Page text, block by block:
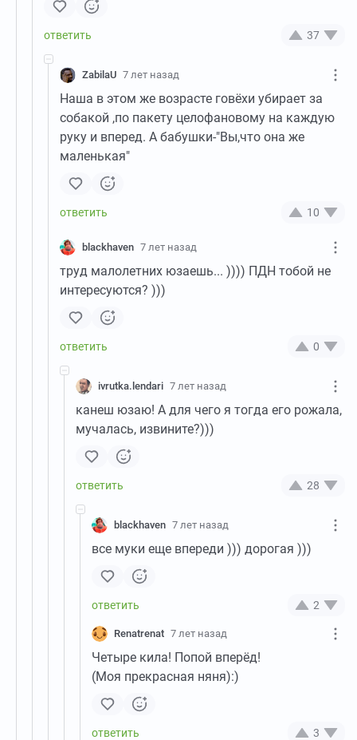
37
ZabilaU 7 лет назад
Наша в этом же возрасте говёхи убирает за
собакой ,по пакету целофановому на каждую
руку и вперед. А бабушки-"Вы,что она же
маленькая"
10
blackhaven 7 лет назад
труд малолетних юзаешь... )))) ПДН тобой не
интересуются? )))
0
ivrutka.lendari 7 лет назад
канеш юзаю! А для чего я тогда его рожала,
мучалась, извините?)))
28
blackhaven 7 лет назад
все муки еще впереди ))) дорогая )))
2
Renatrenat 7 лет назад
Четыре кила! Попой вперёд!
(Моя прекрасная няня):)
3